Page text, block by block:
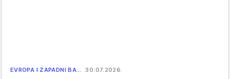
EVROPA I ZAPADNI BA… 30.07.2026.